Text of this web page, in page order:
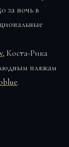
за ночь в
, Коста-Рика
пляжам
.